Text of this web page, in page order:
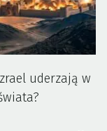
uderzają w